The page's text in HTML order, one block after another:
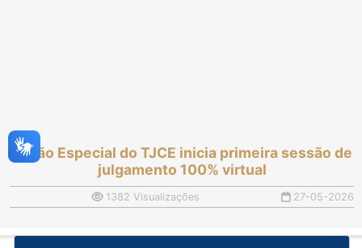
Órgão Especial do TJCE inicia primeira sessão de
julgamento 100% virtual
1382 Visualizações 27-05-2026